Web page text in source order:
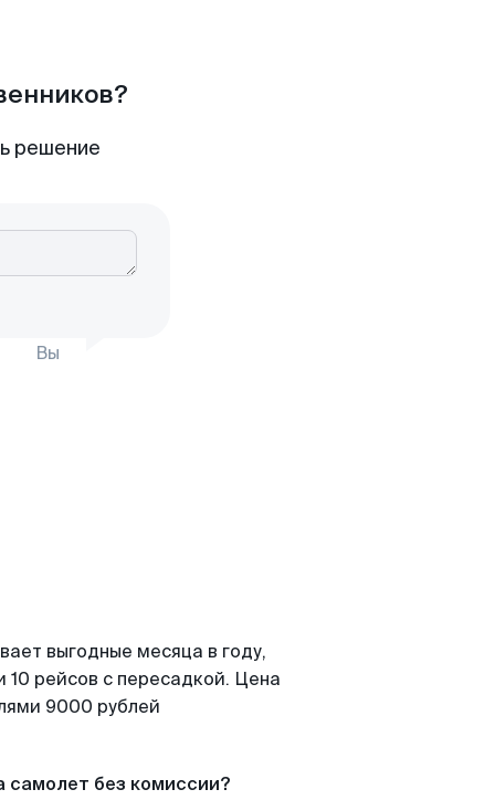
решение
Вы
выгодные месяца в году,
рейсов с пересадкой. Цена
9000 рублей
самолет без комиссии?